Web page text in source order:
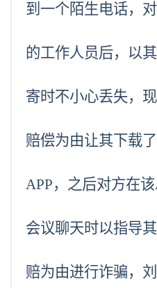
到一个陌生电话，
的工作人员后，以
寄时不小心丢失，
赔偿为由让其下载
APP，之后对方在
会议聊天时以指导
赔为由进行诈骗，